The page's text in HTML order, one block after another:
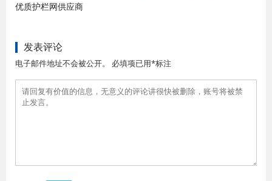
优质护栏网供应商
发表评论
电子邮件地址不会被公开。 必填项已用*标注